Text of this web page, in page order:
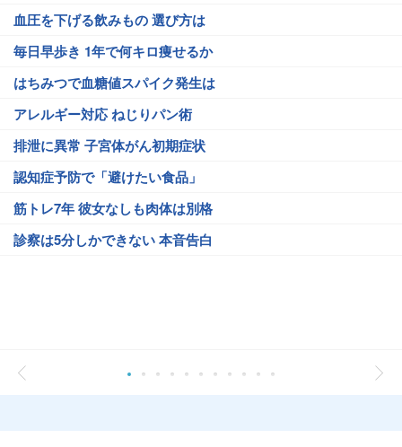
血圧を下げる飲みもの 選び方は
毎日早歩き 1年で何キロ痩せるか
はちみつで血糖値スパイク発生は
アレルギー対応 ねじりパン術
排泄に異常 子宮体がん初期症状
認知症予防で「避けたい食品」
筋トレ7年 彼女なしも肉体は別格
診察は5分しかできない 本音告白